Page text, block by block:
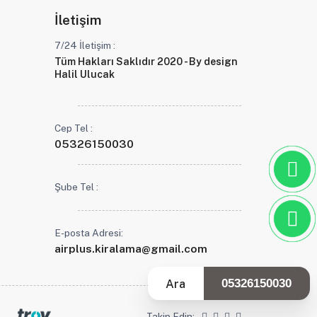
Ara 05326150030
İletişim
7/24 İletişim :
Tüm Hakları Saklıdır 2020 - By design
Halil Ulucak
Cep Tel :
05326150030
Şube Tel :
E-posta Adresi:
airplus.kiralama@gmail.com